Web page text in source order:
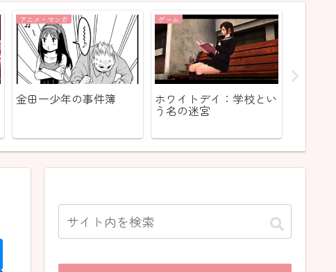
アニメ・マンガ
金田一少年の事件簿
ゲーム
ホワイトデイ：学校とい
う名の迷宮